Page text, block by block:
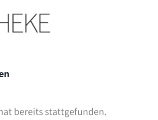
bereits stattgefunden.